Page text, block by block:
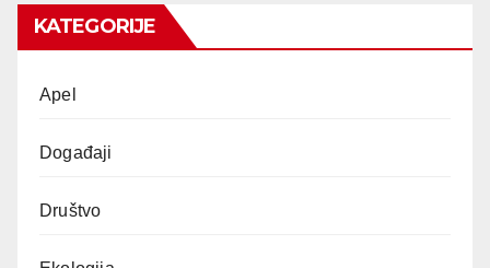
KATEGORIJE
Apel
Događaji
Društvo